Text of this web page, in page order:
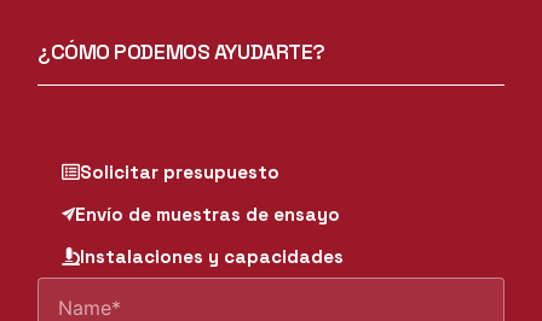
Más
¿CÓMO PODEMOS AYUDARTE?
Solicitar presupuesto
Envío de muestras de ensayo
Instalaciones y capacidades